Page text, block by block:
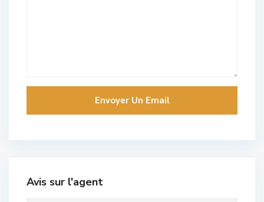
Avis sur l'agent